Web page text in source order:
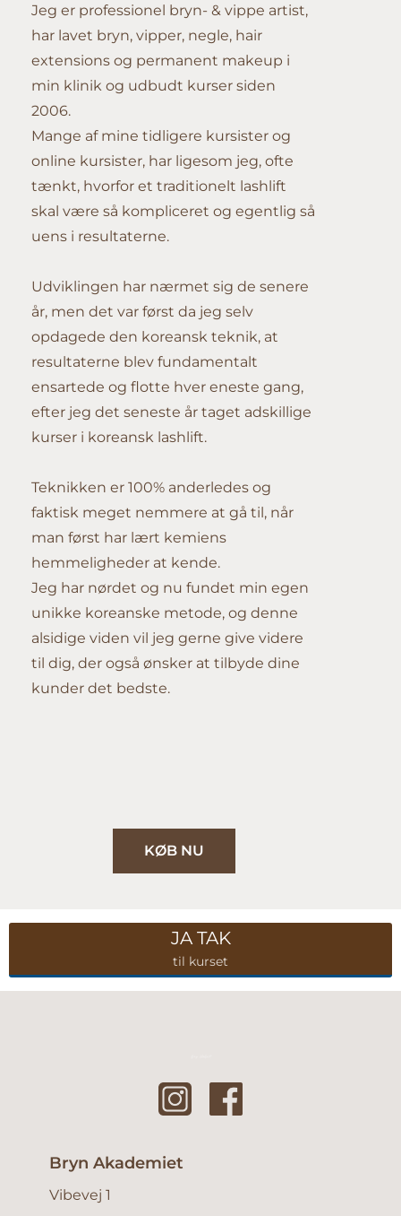
Jeg er professionel bryn- & vippe artist,
har lavet bryn, vipper, negle, hair
extensions og permanent makeup i
min klinik og udbudt kurser siden
2006.
Mange af mine tidligere kursister og
online kursister, har ligesom jeg, ofte
tænkt, hvorfor et traditionelt lashlift
skal være så kompliceret og egentlig så
uens i resultaterne.
Udviklingen har nærmet sig de senere
år, men det var først da jeg selv
opdagede den koreansk teknik, at
resultaterne blev fundamentalt
ensartede og flotte hver eneste gang,
efter jeg det seneste år taget adskillige
kurser i koreansk lashlift.
Teknikken er 100% anderledes og
faktisk meget nemmere at gå til, når
man først har lært kemiens
hemmeligheder at kende.
Jeg har nørdet og nu fundet min egen
unikke koreanske metode, og denne
alsidige viden vil jeg gerne give videre
til dig, der også ønsker at tilbyde dine
kunder det bedste.
KØB NU
JA TAK
til kurset
Bryn Akademiet
Vibevej 1